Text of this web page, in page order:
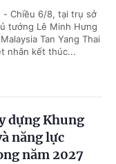
- Chiều 6/8, tại trụ sở
tướng Lê Minh Hưng
Tan Yang Thai
nhân kết thúc...
dựng Khung
năng lực
năm 2027